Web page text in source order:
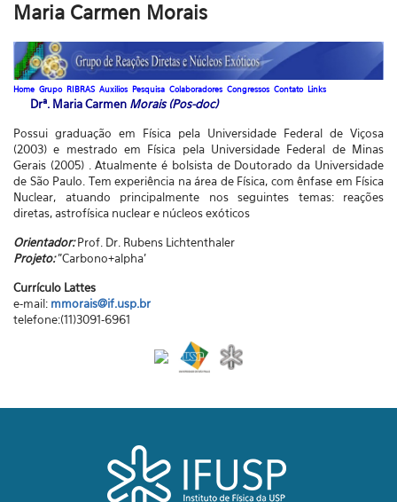
Maria Carmen Morais
Home Grupo RIBRAS Auxilios Pesquisa Colaboradores Congressos Contato Links
Drª. Maria Carmen Morais (Pos-doc)
Possui graduação em Física pela Universidade Federal de Viçosa
(2003) e mestrado em Física pela Universidade Federal de Minas
Gerais (2005) . Atualmente é bolsista de Doutorado da Universidade
de São Paulo. Tem experiência na área de Física, com ênfase em Física
Nuclear, atuando principalmente nos seguintes temas: reações
diretas, astrofísica nuclear e núcleos exóticos
Orientador:Prof. Dr. Rubens Lichtenthaler
Projeto:"Carbono+alpha'
Currículo Lattes
e-mail: mmorais@if.usp.br
telefone:(11)3091-6961